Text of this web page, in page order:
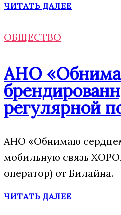
ЧИТАТЬ ДАЛЕЕ
ОБЩЕСТВО
АНО
регулярной
АНО «Обнимаю
мобильную связь
оператор) от Билайна.
ЧИТАТЬ ДАЛЕЕ